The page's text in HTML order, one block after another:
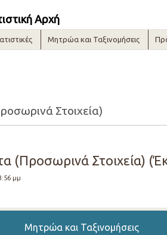
Αρχή
Μητρώα και Ταξινομήσεις
Στοιχεία)
(Προσωρινά Στοιχεία)
μμ
Μητρώα και Ταξινομήσεις